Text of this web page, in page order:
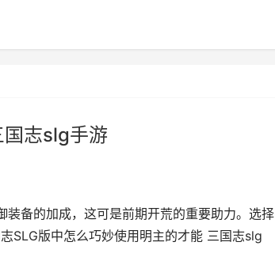
国志slg手游
备的加成，这可是前期开荒的重要助力。选择
SLG版中怎么巧妙使用明主的才能 三国志slg